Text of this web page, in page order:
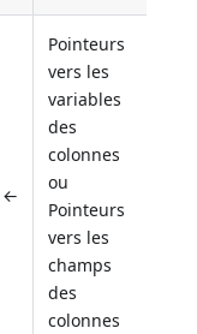
←
Pointeurs
vers les
variables
des
colonnes
ou
Pointeurs
vers les
champs
des
colonnes